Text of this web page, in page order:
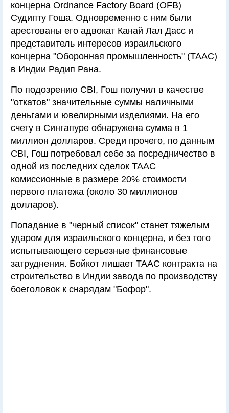
концерна Ordnance Factory Board (OFB)
Судипту Гоша. Одновременно с ним были
арестованы его адвокат Канай Лал Дасс и
представитель интересов израильского
концерна "Оборонная промышленность" (ТААС)
в Индии Радип Рана.
По подозрению CBI, Гош получил в качестве
"откатов" значительные суммы наличными
деньгами и ювелирными изделиями. На его
счету в Сингапуре обнаружена сумма в 1
миллион долларов. Среди прочего, по данным
CBI, Гош потребовал себе за посредничество в
одной из последних сделок ТААС
комиссионные в размере 20% стоимости
первого платежа (около 30 миллионов
долларов).
Попадание в "черный список" станет тяжелым
ударом для израильского концерна, и без того
испытывающего серьезные финансовые
затруднения. Бойкот лишает ТААС контракта на
строительство в Индии завода по производству
боеголовок к снарядам "Бофор".